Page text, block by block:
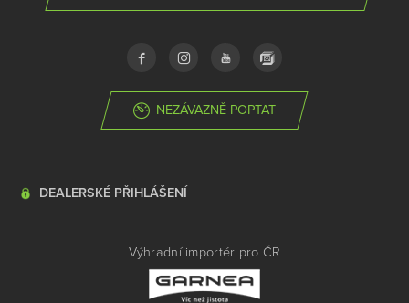
NEZÁVAZNĚ POPTAT
DEALERSKÉ PŘIHLÁŠENÍ
Výhradní importér pro ČR